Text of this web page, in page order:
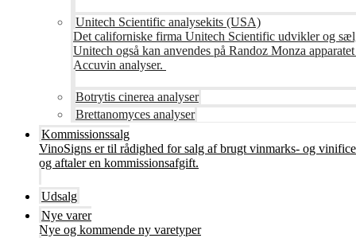
Unitech Scientific analysekits (USA)
Det californiske firma Unitech Scientific udvikler og
Unitech også kan anvendes på Randoz Monza
Accuvin analyser.
Botrytis cinerea analyser
Brettanomyces analyser
Kommissionssalg
VinoSigns er til rådighed for salg af brugt vinmarks- og
og aftaler en kommissionsafgift.
Udsalg
Nye varer
Nye og kommende ny varetyper